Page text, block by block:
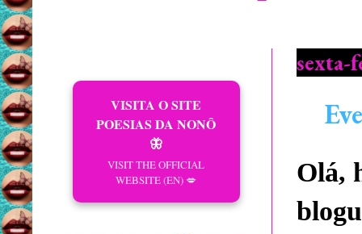
sexta-
Olá,
VISITA O SITE
POESIAS DA NONÔ
🦋
VISIT THE OFFICIAL
WEBSITE (EN) 💋